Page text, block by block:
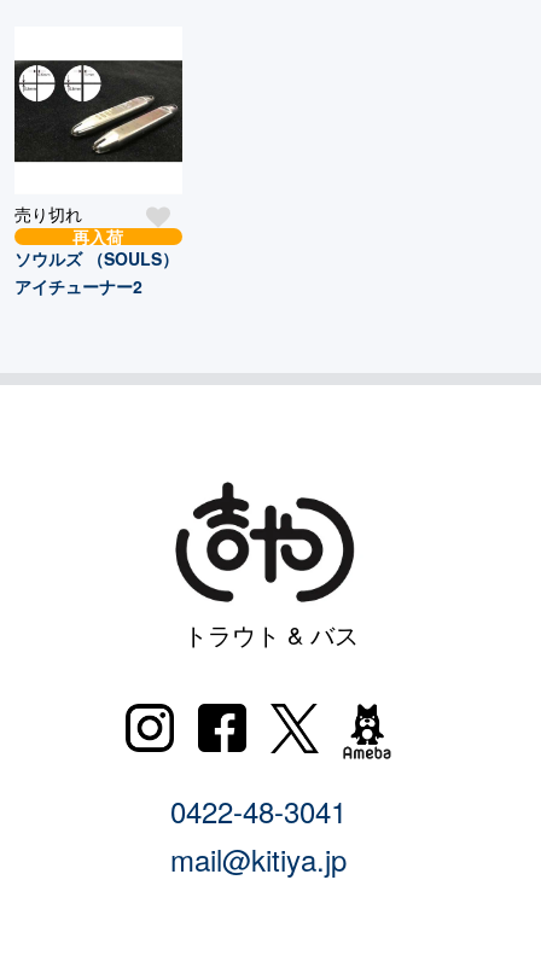
売り切れ
再入荷
ソウルズ （SOULS）
アイチューナー2
トラウト & バス
0422-48-3041
mail@kitiya.jp